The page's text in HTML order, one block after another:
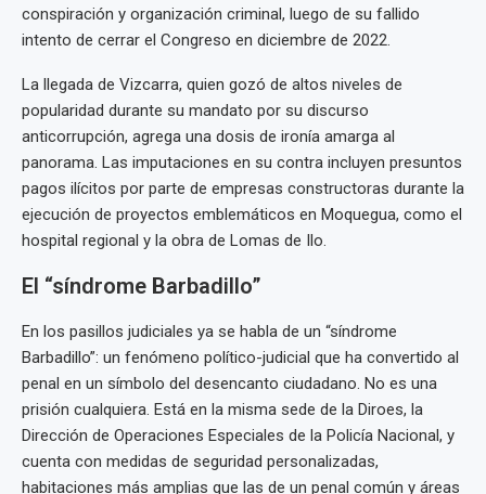
conspiración y organización criminal, luego de su fallido
intento de cerrar el Congreso en diciembre de 2022.
La llegada de Vizcarra, quien gozó de altos niveles de
popularidad durante su mandato por su discurso
anticorrupción, agrega una dosis de ironía amarga al
panorama. Las imputaciones en su contra incluyen presuntos
pagos ilícitos por parte de empresas constructoras durante la
ejecución de proyectos emblemáticos en Moquegua, como el
hospital regional y la obra de Lomas de Ilo.
El “síndrome Barbadillo”
En los pasillos judiciales ya se habla de un “síndrome
Barbadillo”: un fenómeno político-judicial que ha convertido al
penal en un símbolo del desencanto ciudadano. No es una
prisión cualquiera. Está en la misma sede de la Diroes, la
Dirección de Operaciones Especiales de la Policía Nacional, y
cuenta con medidas de seguridad personalizadas,
habitaciones más amplias que las de un penal común y áreas